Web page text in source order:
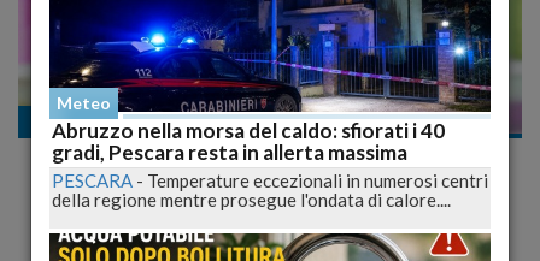
Cronaca nazionale
Finita L'Estate c'è Voglia di Benessere e
Bellezza. Boom di Trattamenti per Donne e
Meteo
Abruzzo nella morsa del caldo: sfiorati i 40
gradi, Pescara resta in allerta massima
PESCARA - Temperature eccezionali in numerosi centri
della regione mentre prosegue l'ondata di calore....